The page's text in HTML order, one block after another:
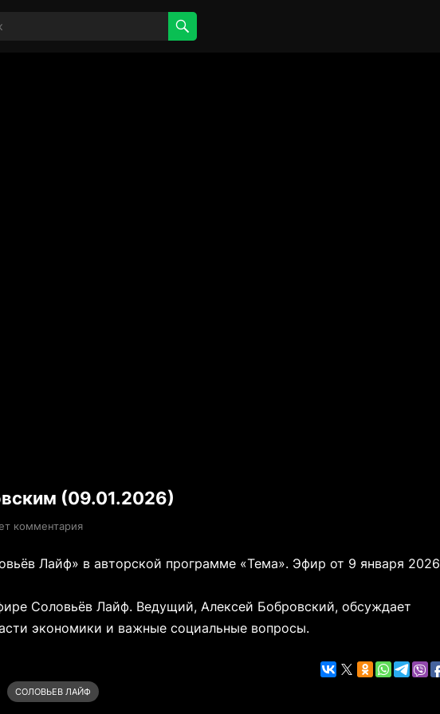
(09.01.2026)
комментария
Лайф» в авторской программе «Тема». Эфир от 9 января 2026
Соловьёв Лайф. Ведущий, Алексей Бобровский, обсуждает
экономики и важные социальные вопросы.
СОЛОВЬЕВ ЛАЙФ